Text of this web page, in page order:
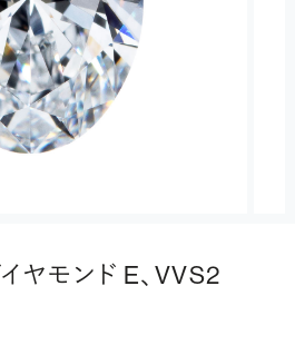
ヤモンド E、VVS2